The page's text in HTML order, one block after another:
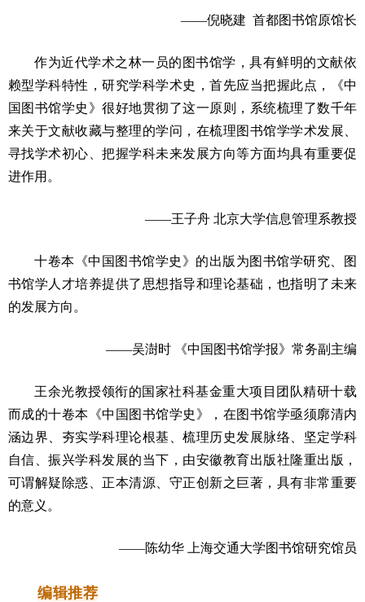
——倪晓建 首都图书馆原馆长
作为近代学术之林一员的图书馆学，具有鲜明的文献依
赖型学科特性，研究学科学术史，首先应当把握此点，《中
国图书馆学史》很好地贯彻了这一原则，系统梳理了数千年
来关于文献收藏与整理的学问，在梳理图书馆学学术发展、
寻找学术初心、把握学科未来发展方向等方面均具有重要促
进作用。
——王子舟 北京大学信息管理系教授
十卷本《中国图书馆学史》的出版为图书馆学研究、图
书馆学人才培养提供了思想指导和理论基础，也指明了未来
的发展方向。
——吴澍时 《中国图书馆学报》常务副主编
王余光教授领衔的国家社科基金重大项目团队精研十载
而成的十卷本《中国图书馆学史》，在图书馆学亟须廓清内
涵边界、夯实学科理论根基、梳理历史发展脉络、坚定学科
自信、振兴学科发展的当下，由安徽教育出版社隆重出版，
可谓解疑除惑、正本清源、守正创新之巨著，具有非常重要
的意义。
——陈幼华 上海交通大学图书馆研究馆员
编辑推荐